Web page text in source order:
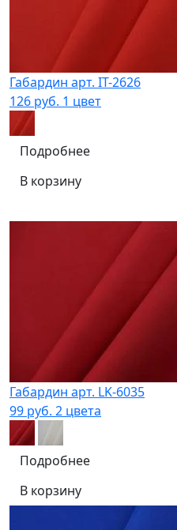
Габардин арт. IT-2626
126 руб. 1 цвет
Подробнее
В корзину
Габардин арт. LK-6035
99 руб. 2 цвета
Подробнее
В корзину